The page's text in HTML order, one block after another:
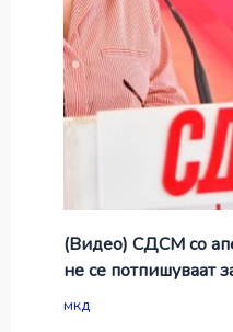
(Видео) СДСМ со
не се потпишуваат
мкд